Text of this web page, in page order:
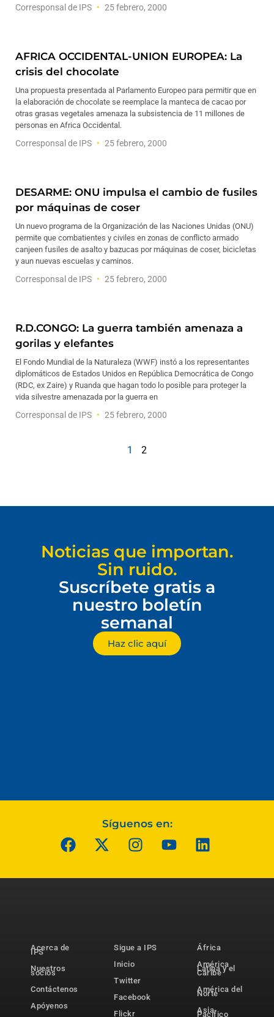
Corresponsal de IPS 25 febrero, 2000
AFRICA OCCIDENTAL-UNION EUROPEA: La
crisis del chocolate
Una propuesta presentada al Parlamento Europeo para permitir que en
la elaboración de chocolate se reemplace la manteca de cacao por
otras grasas vegetales amenaza la subsistencia de 11 millones de
personas en Africa Occidental.
Corresponsal de IPS 25 febrero, 2000
DESARME: ONU impulsa el cambio de fusiles
por máquinas de coser
Un nuevo programa de la Organización de las Naciones Unidas (ONU)
permite que combatientes y civiles en zonas de conflicto armado
canjeen fusiles de asalto y bazucas por máquinas de coser, bicicletas
y aun nuevas escuelas y caminos.
Corresponsal de IPS 25 febrero, 2000
R.D.CONGO: La guerra también amenaza a
gorilas y elefantes
El Fondo Mundial de la Naturaleza (WWF) instó a los representantes
diplomáticos de Estados Unidos en República Democrática de Congo
(RDC, ex Zaire) y Ruanda que hagan todo lo posible para proteger la
vida silvestre amenazada por la guerra en
Corresponsal de IPS 25 febrero, 2000
1 2
Noticias que importan.
Sin ruido.
Suscríbete gratis a
nuestro boletín
semanal
Haz clic aquí
Síguenos en:
Acerca de
IPS
Nuestros
socios
Contáctenos
Apóyenos
Sigue a IPS
Inicio
Twitter
Facebook
Flickr
África
América
Latina y el
Caribe
América del
Norte
Asia-
Pacífico